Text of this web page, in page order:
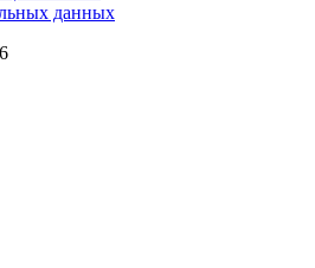
данных